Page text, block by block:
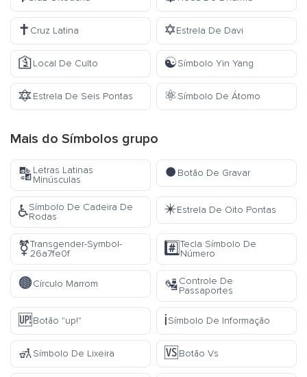
✝️ Cruz Latina ✡️Estrela De Davi
🛐Local De Culto ☯️Símbolo Yin Yang
🔯Estrela De Seis Pontas ⚛️ Símbolo De Átomo
Mais do Símbolos grupo
🔡Letras Latinas
Minúsculas
⏺️ Botão De Gravar
♿Símbolo De Cadeira De
Rodas
✴️Estrela De Oito Pontas
⚧️Transgender-Symbol-
26a7fe0f
#️⃣Tecla Símbolo De
Número
🟤Círculo Marrom 🛂Controle De
Passaportes
🆙Botão "up!" ℹ️Símbolo De Informação
🚮Símbolo De Lixeira 🆚 Botão Vs